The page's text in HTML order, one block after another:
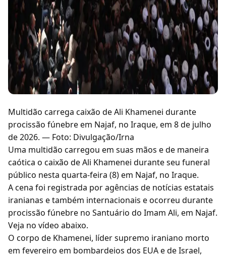
Multidão carrega caixão de Ali Khamenei durante
procissão fúnebre em Najaf, no Iraque, em 8 de julho
de 2026. — Foto: Divulgação/Irna
Uma multidão carregou em suas mãos e de maneira
caótica o caixão de Ali Khamenei durante seu funeral
público nesta quarta-feira (8) em Najaf, no Iraque.
A cena foi registrada por agências de notícias estatais
iranianas e também internacionais e ocorreu durante
procissão fúnebre no Santuário do Imam Ali, em Najaf.
Veja no vídeo abaixo.
O corpo de Khamenei, líder supremo iraniano morto
em fevereiro em bombardeios dos EUA e de Israel,